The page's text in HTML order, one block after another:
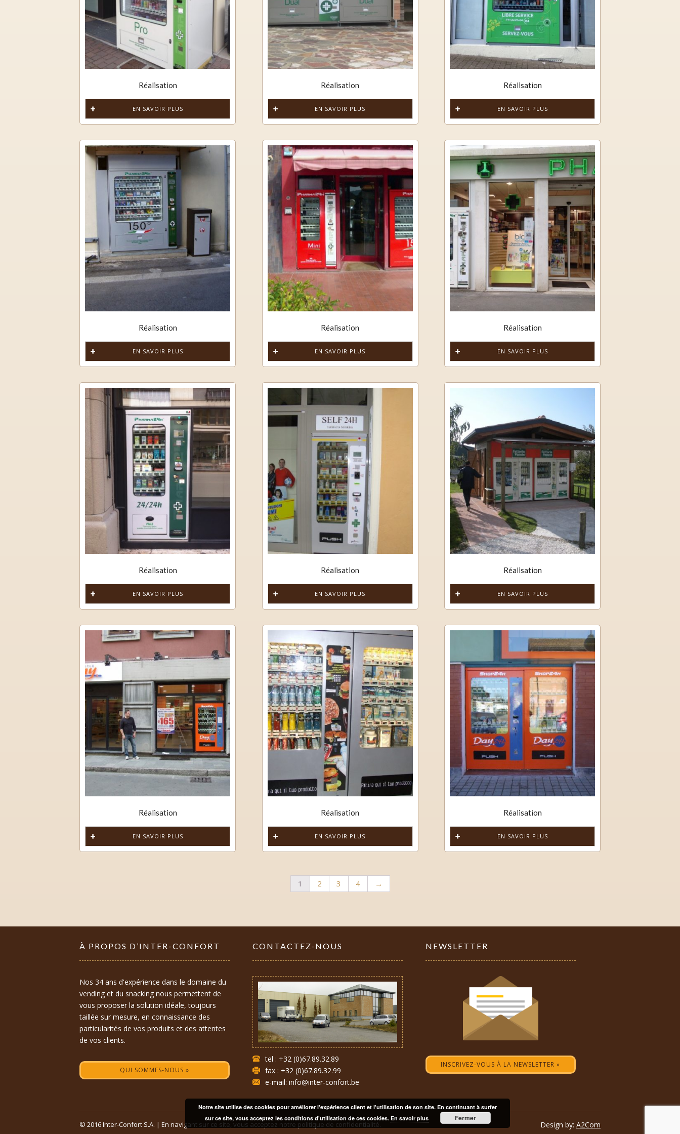
Multi-produits
Parapharmacie
Parapharmacie sportive
Surgelés
Systèmes de paiements
Réalisation
EN SAVOIR PLUS
Réalisation
EN SAVOIR PLUS
Réalisation
EN SAVOIR PLUS
Réalisation
EN SAVOIR PLUS
Réalisation
EN SAVOIR PLUS
Réalisation
EN SAVOIR PLUS
Réalisation
EN SAVOIR PLUS
Réalisation
EN SAVOIR PLUS
Réalisation
EN SAVOIR PLUS
Réalisation
EN SAVOIR PLUS
Réalisation
EN SAVOIR PLUS
Réalisation
EN SAVOIR PLUS
1 2 3 4 →
À PROPOS D’INTER-CONFORT
Nos 34 ans d'expérience dans le domaine du
vending et du snacking nous permettent de
vous proposer la solution idéale, toujours
taillée sur mesure, en connaissance des
particularités de vos produits et des attentes
de vos clients.
QUI SOMMES-NOUS »
CONTACTEZ-NOUS
tel : +32 (0)67.89.32.89
fax : +32 (0)67.89.32.99
e-mail: info@inter-confort.be
NEWSLETTER
INSCRIVEZ-VOUS À LA NEWSLETTER »
© 2016 Inter-Confort S.A. | En navigant sur ce site, vous acceptez notre politique de confidentialité. Design by: A2Com
Notre site utilise des cookies pour améliorer l'expérience client et l'utilisation de son site. En continuant à surfer
sur ce site, vous acceptez les conditions d'utilisation de ces cookies. En savoir plus Fermer